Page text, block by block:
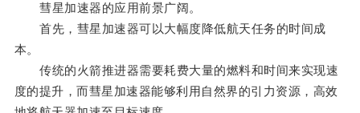
彗星加速器的应用前景广阔。
首先，彗星加速器可以大幅度降低航天任务的时间成
本。
传统的火箭推进器需要耗费大量的燃料和时间来实现速
度的提升，而彗星加速器能够利用自然界的引力资源，高效